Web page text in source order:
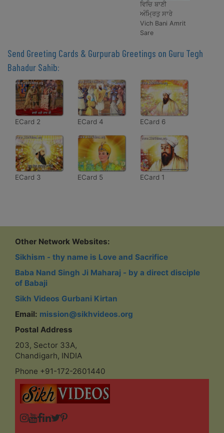
ਵਿਚਿ ਬਾਣੀ
ਅੰਮ੍ਰਿਤੁ ਸਾਰੇ
Vich Bani Amrit
Sare
Send Greeting Cards & Gurpurab Greetings on Guru Tegh
Bahadur Sahib:
ECard 2 ECard 4 ECard 6
ECard 3 ECard 5 ECard 1
Other Network Websites:
Sikhism - thy name is Love and Sacrifice
Baba Nand Singh Ji Maharaj - by a direct disciple
of Babaji
Sikh Videos Gurbani Kirtan
Email: mission@sikhvideos.org
Postal Address
203, Sector 33A,
Chandigarh, INDIA
Phone +91-172-2601440